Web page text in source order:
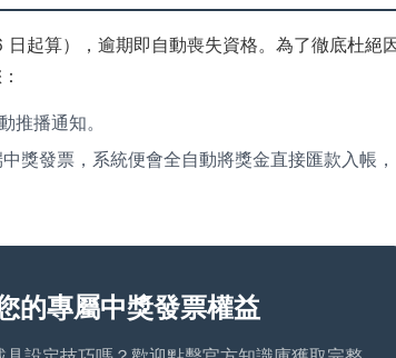
日起算），逾期即自動喪失資格。為了徹底杜絕
推播通知。
獎發票，系統便會全自動將獎金直接匯款入帳，
的專屬中獎發票權益